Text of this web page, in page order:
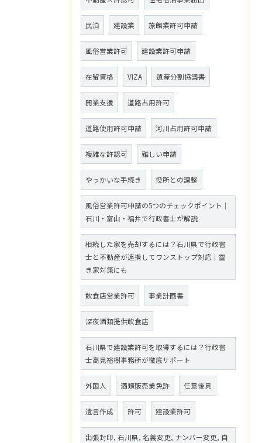
民泊 建設業 旅館業許可申請
風俗営業許可 建設業許可申請
在留資格 VIZA 遺産分割協議書
開業支援 道路占用許可
道路使用許可申請 河川占用許可申請
複雑な許認可 難しい申請
やっかいな手続き 役所との調整
風俗営業許可申請の5つのチェックポイント｜
石川・富山・福井で行政書士が解説
相続した家を売却するには？石川県で行政書
士と不動産が連携してワンストップ対応｜空
き家対策にも
飲食店営業許可 事業計画書
深夜酒類提供飲食店
石川県で建設業許可を取得するには？行政書
士高見裕樹事務所が徹底サポート
外国人 酒類販売業免許 任意後見
遺言作成 許可 建設業許可
出張封印, 石川県, 名義変更, ナンバー変更, 自